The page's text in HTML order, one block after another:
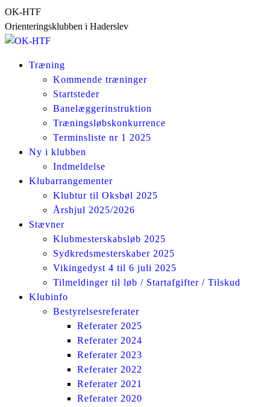
Skip
to
content
OK-HTF
Orienteringsklubben i Haderslev
Træning
Kommende træninger
Startsteder
Banelæggerinstruktion
Træningsløbskonkurrence
Terminsliste nr 1 2025
Ny i klubben
Indmeldelse
Klubarrangementer
Klubtur til Oksbøl 2025
Årshjul 2025/2026
Stævner
Klubmesterskabsløb 2025
Sydkredsmesterskaber 2025
Vikingedyst 4 til 6 juli 2025
Tilmeldinger til løb / Startafgifter / Tilskud
Klubinfo
Bestyrelsesreferater
Referater 2025
Referater 2024
Referater 2023
Referater 2022
Referater 2021
Referater 2020